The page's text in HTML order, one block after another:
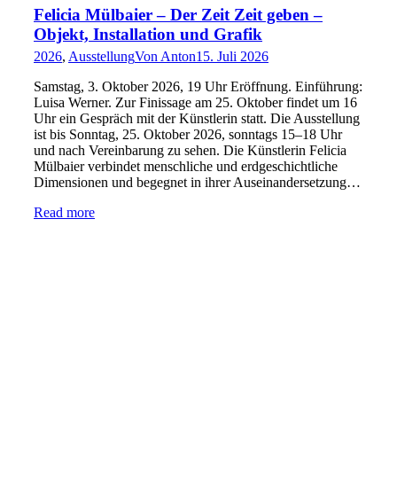
Felicia Mülbaier – Der Zeit Zeit geben –
Objekt, Installation und Grafik
2026, AusstellungVon Anton15. Juli 2026
Samstag, 3. Oktober 2026, 19 Uhr Eröffnung. Einführung:
Luisa Werner. Zur Finissage am 25. Oktober findet um 16
Uhr ein Gespräch mit der Künstlerin statt. Die Ausstellung
ist bis Sonntag, 25. Oktober 2026, sonntags 15–18 Uhr
und nach Vereinbarung zu sehen. Die Künstlerin Felicia
Mülbaier verbindet menschliche und erdgeschichtliche
Dimensionen und begegnet in ihrer Auseinandersetzung…
Read more